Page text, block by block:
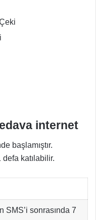
internet
başlamıştır.
katılabilir.
SMS’i sonrasında 7